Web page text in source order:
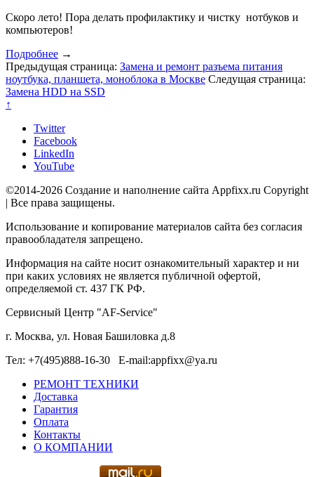
Скоро лето! Пора делать профилактику и чистку нотбуков и
компьютеров!
Подробнее →
Предыдущая страница: Замена и ремонт разъема питания
ноутбука, планшета, моноблока в Москве Следущая страница:
Замена HDD на SSD
↑
Twitter
Facebook
LinkedIn
YouTube
©2014-2026 Создание и наполнение сайта Appfixx.ru Copyright
| Все права защищены.
Использование и копирование материалов сайта без согласия
правообладателя запрещено.
Информация на сайте носит ознакомительный характер и ни
при каких условиях не является публичной офертой,
определяемой ст. 437 ГК РФ.
Сервисный Центр "AF-Service"
г. Москва, ул. Новая Башиловка д.8
Тел: +7(495)888-16-30 E-mail:appfixx@ya.ru
РЕМОНТ ТЕХНИКИ
Доставка
Гарантия
Оплата
Контакты
О КОМПАНИИ